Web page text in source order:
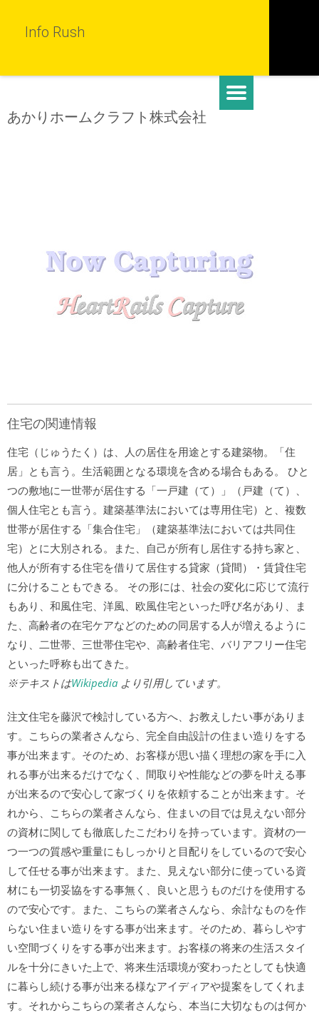
Info Rush
あかりホームクラフト株式会社
住宅の関連情報
住宅（じゅうたく）は、人の居住を用途とする建築物。「住
居」とも言う。生活範囲となる環境を含める場合もある。 ひと
つの敷地に一世帯が居住する「一戸建（て）」（戸建（て）、
個人住宅とも言う。建築基準法においては専用住宅）と、複数
世帯が居住する「集合住宅」（建築基準法においては共同住
宅）とに大別される。また、自己が所有し居住する持ち家と、
他人が所有する住宅を借りて居住する貸家（貸間）・賃貸住宅
に分けることもできる。 その形には、社会の変化に応じて流行
もあり、和風住宅、洋風、欧風住宅といった呼び名があり、ま
た、高齢者の在宅ケアなどのための同居する人が増えるように
なり、二世帯、三世帯住宅や、高齢者住宅、バリアフリー住宅
といった呼称も出てきた。
※テキストはWikipedia より引用しています。
注文住宅を藤沢で検討している方へ、お教えしたい事がありま
す。こちらの業者さんなら、完全自由設計の住まい造りをする
事が出来ます。そのため、お客様が思い描く理想の家を手に入
れる事が出来るだけでなく、間取りや性能などの夢を叶える事
が出来るので安心して家づくりを依頼することが出来ます。そ
れから、こちらの業者さんなら、住まいの目では見えない部分
の資材に関しても徹底したこだわりを持っています。資材の一
つ一つの質感や重量にもしっかりと目配りをしているので安心
して任せる事が出来ます。また、見えない部分に使っている資
材にも一切妥協をする事無く、良いと思うものだけを使用する
ので安心です。また、こちらの業者さんなら、余計なものを作
らない住まい造りをする事が出来ます。そのため、暮らしやす
い空間づくりをする事が出来ます。お客様の将来の生活スタイ
ルを十分にきいた上で、将来生活環境が変わったとしても快適
に暮らし続ける事が出来る様なアイディアや提案をしてくれま
す。それからこちらの業者さんなら、本当に大切なものは何か